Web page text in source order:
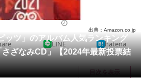
リサーチ
ッツ」のアルバム人気ランキング
ざなみCD」【2024年最新投票結
出典：Amazon.co.jp
LINE hatena
目次を表示